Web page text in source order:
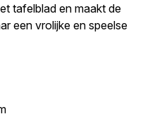
tafelblad en maakt de
een vrolijke en speelse